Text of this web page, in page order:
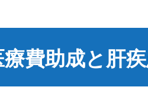
療費助成と肝